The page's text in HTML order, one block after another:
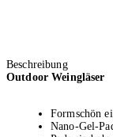
Beschreibung
Outdoor Weingläser
Formschön
Nano-Gel-